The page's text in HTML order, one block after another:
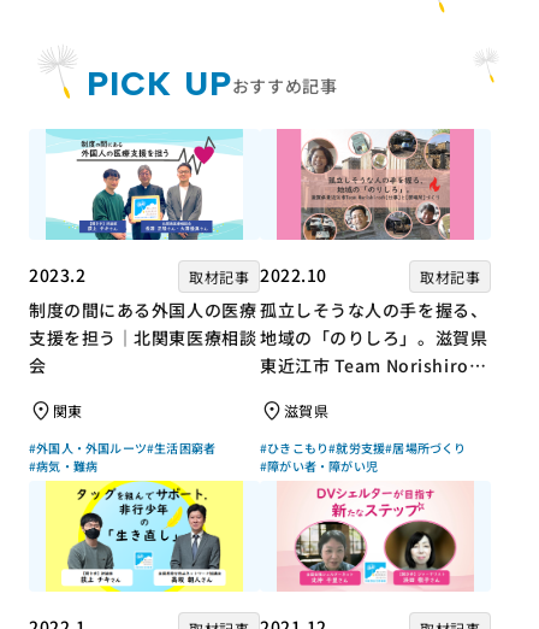
PICK UPおすすめ記事
2023.2 取材記事
制度の間にある外国人の医療
支援を担う｜北関東医療相談
会
関東
#外国人・外国ルーツ#生活困窮者
#病気・難病
2022.10 取材記事
孤立しそうな人の手を握る、
地域の「のりしろ」。滋賀県
東近江市 Team Norishiroの
滋賀県
#ひきこもり#就労支援#居場所づくり
#障がい者・障がい児